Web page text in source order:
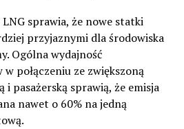
sprawia, że nowe statki
przyjaznymi dla środowiska
Ogólna wydajność
połączeniu ze zwiększoną
i pasażerską sprawią, że emisja
nawet o 60% na jedną